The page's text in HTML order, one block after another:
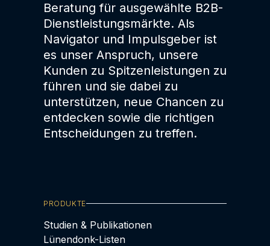
Beratung für ausgewählte B2B-
Dienstleistungsmärkte. Als
Navigator und Impulsgeber ist
es unser Anspruch, unsere
Kunden zu Spitzenleistungen zu
führen und sie dabei zu
unterstützen, neue Chancen zu
entdecken sowie die richtigen
Entscheidungen zu treffen.
PRODUKTE
Studien & Publikationen
Lünendonk-Listen